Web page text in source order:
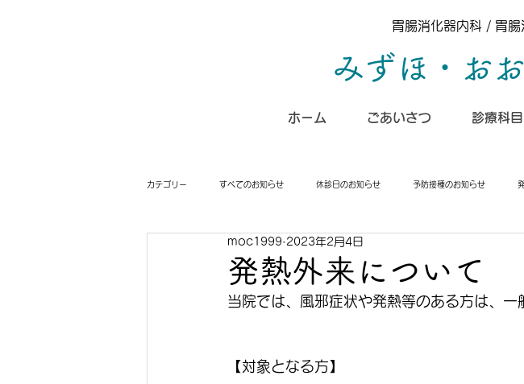
胃腸消化器内科 / 胃
みずほ・お
ホーム ごあいさつ 診療科目
カテゴリー すべてのお知らせ 休診日のお知らせ 予防接種のお知らせ
発熱外来について
moc1999 2023年2月4日
当院では、風邪症状や発熱等のある方は、一
【対象となる方】